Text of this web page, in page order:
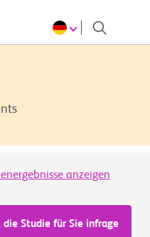
anzeigen
die Studie für Sie infrage